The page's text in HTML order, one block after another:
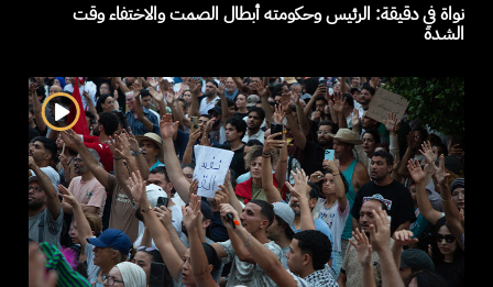
نواة في دقيقة: الرئيس وحكومته أبطال الصمت والاختفاء وقت
الشدة